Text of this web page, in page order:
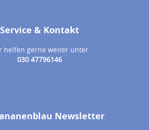
Service & Kontakt
helfen gerne weiter unter
030 47796146
Newsletter